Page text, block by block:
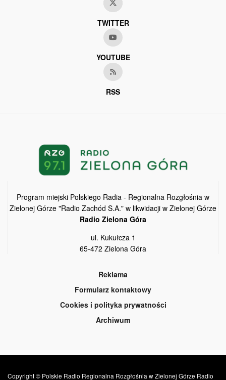
TWITTER
YOUTUBE
RSS
Program miejski Polskiego Radia - Regionalna Rozgłośnia w
Zielonej Górze "Radio Zachód S.A." w likwidacji w Zielonej Górze
Radio Zielona Góra
ul. Kukułcza 1
65-472 Zielona Góra
Reklama
Formularz kontaktowy
Cookies i polityka prywatności
Archiwum
Copyright © Polskie Radio Regionalna Rozgłośnia w Zielonej Górze Radio